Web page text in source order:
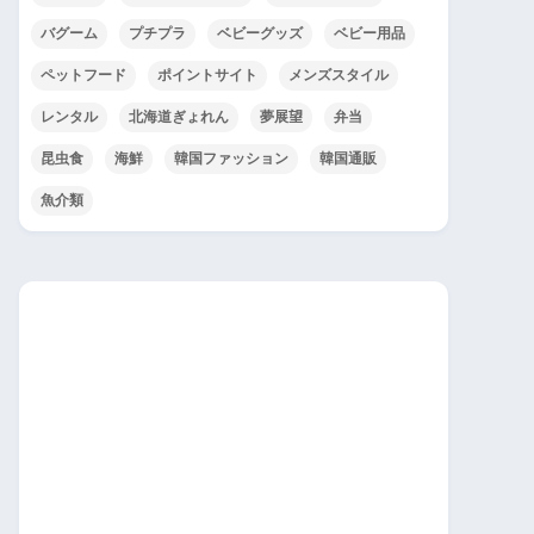
バグーム プチプラ ベビーグッズ ベビー用品
ペットフード ポイントサイト メンズスタイル
レンタル 北海道ぎょれん 夢展望 弁当
昆虫食 海鮮 韓国ファッション 韓国通販
魚介類